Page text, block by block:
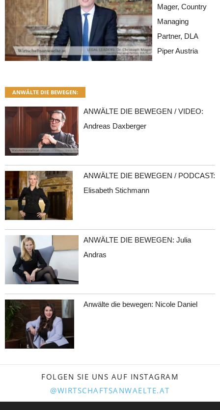
Mager, Country
Managing
Partner, DLA
Piper Austria
ANWÄLTE DIE BEWEGEN:
ANWÄLTE DIE BEWEGEN / VIDEO:
Andreas Daxberger
ANWÄLTE DIE BEWEGEN / PODCAST:
Elisabeth Stichmann
ANWÄLTE DIE BEWEGEN: Julia
Andras
Anwälte die bewegen: Nicole Daniel
FOLGEN SIE UNS AUF INSTAGRAM
@WIRTSCHAFTSANWAELTE.AT